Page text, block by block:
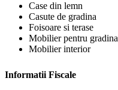
Case din lemn
Casute de gradina
Foisoare si terase
Mobilier pentru gradina
Mobilier interior
Informatii Fiscale